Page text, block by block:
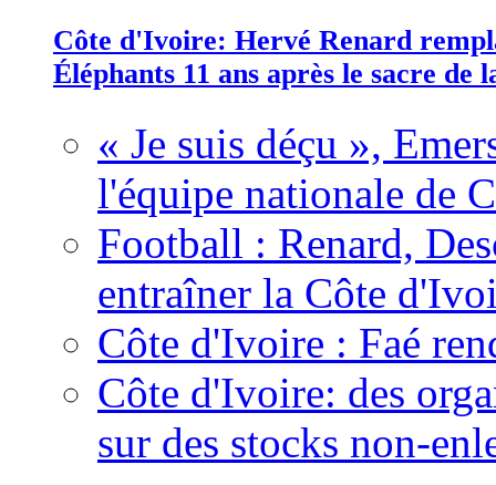
Côte d'Ivoire: Hervé Renard
Éléphants 11 ans après le sacre de
« Je suis déçu »,
l'équipe nationale de
Football : Renard,
entraîner la Côte
Côte d'Ivoire : Faé
Côte d'Ivoire: des
sur des stocks non-